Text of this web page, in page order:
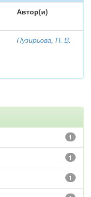
Автор(и)
Пузирьова, П. В.
1
1
1